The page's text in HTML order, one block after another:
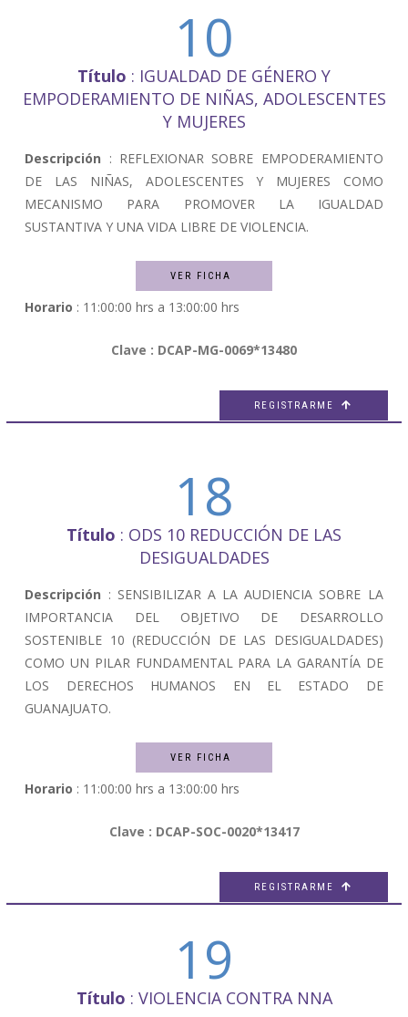
10
Título : IGUALDAD DE GÉNERO Y
EMPODERAMIENTO DE NIÑAS, ADOLESCENTES
Y MUJERES
Descripción : REFLEXIONAR SOBRE EMPODERAMIENTO
DE LAS NIÑAS, ADOLESCENTES Y MUJERES COMO
MECANISMO PARA PROMOVER LA IGUALDAD
SUSTANTIVA Y UNA VIDA LIBRE DE VIOLENCIA.
VER FICHA
Horario : 11:00:00 hrs a 13:00:00 hrs
Clave : DCAP-MG-0069*13480
REGISTRARME 
18
Título : ODS 10 REDUCCIÓN DE LAS
DESIGUALDADES
Descripción : SENSIBILIZAR A LA AUDIENCIA SOBRE LA
IMPORTANCIA DEL OBJETIVO DE DESARROLLO
SOSTENIBLE 10 (REDUCCIÓN DE LAS DESIGUALDADES)
COMO UN PILAR FUNDAMENTAL PARA LA GARANTÍA DE
LOS DERECHOS HUMANOS EN EL ESTADO DE
GUANAJUATO.
VER FICHA
Horario : 11:00:00 hrs a 13:00:00 hrs
Clave : DCAP-SOC-0020*13417
REGISTRARME 
19
Título : VIOLENCIA CONTRA NNA